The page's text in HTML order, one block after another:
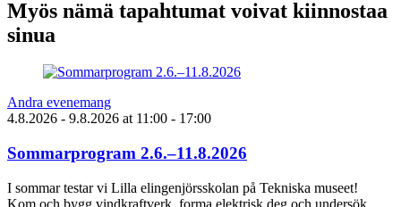
Myös nämä tapahtumat voivat kiinnostaa
sinua
Andra evenemang
4.8.2026 - 9.8.2026 at 11:00 - 17:00
Sommarprogram 2.6.–11.8.2026
I sommar testar vi Lilla elingenjörsskolan på Tekniska museet!
Kom och bygg vindkraftverk, forma elektrisk deg och undersök